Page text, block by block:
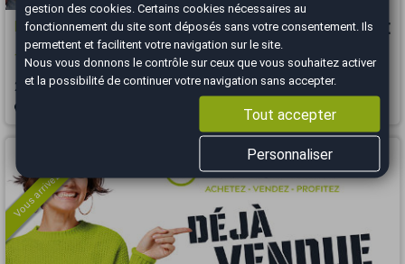
Renault Kadjar 12 370 €
1.6 DCI / 130 CH / INTENS
2018 95010 km DIESEL Automatique
Vous arrivez trop tard
gestion des cookies . Certains cookies nécessaires au
fonctionnement du site sont déposés sans votre consentement. Ils
permettent et facilitent votre navigation sur le site.
Nous vous donnons le contrôle sur ceux que vous souhaitez activer
et la possibilité de continuer votre navigation sans accepter.
Tout accepter
Personnaliser